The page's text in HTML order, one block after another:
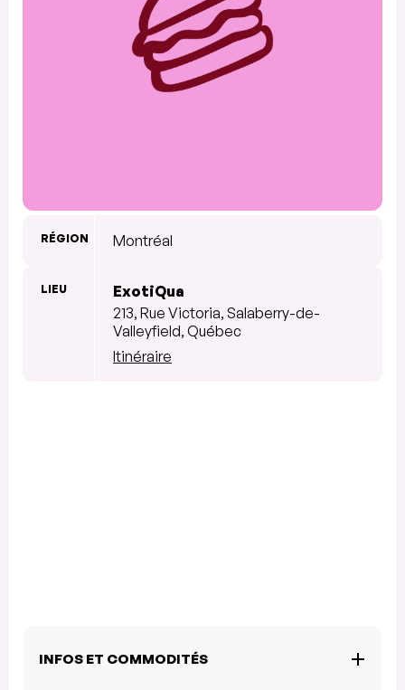
RÉGION Montréal
LIEU
ExotiQua
213, Rue Victoria, Salaberry-de-
Valleyfield, Québec
Itinéraire
INFOS ET COMMODITÉS